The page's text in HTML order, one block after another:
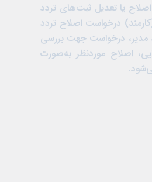
یا تعدیل ثبت‌های تردد
درخواست اصلاح تردد
مدیر، درخواست جهت بررسی
اصلاح موردنظر به‌صورت